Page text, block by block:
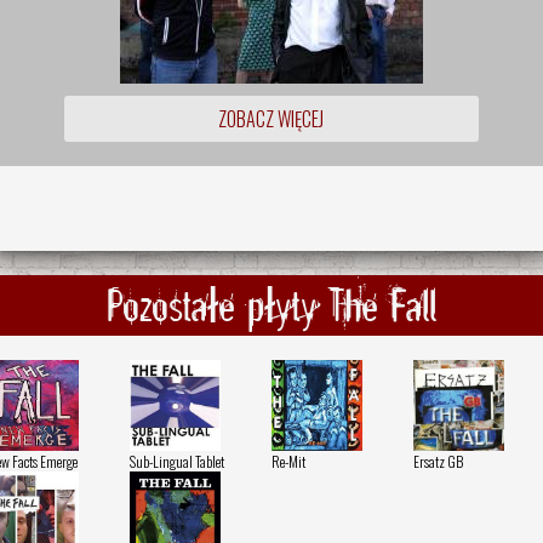
ZOBACZ WIĘCEJ
Pozostałe płyty The Fall
Facts Emerge Sub-Lingual Tablet Re-Mit Ersatz GB